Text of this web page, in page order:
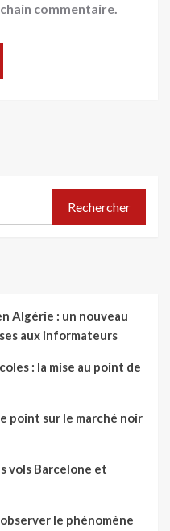
commentaire.
Rechercher
Algérie : un nouveau
aux informateurs
: la mise au point de
point sur le marché noir
vols Barcelone et
le phénomène